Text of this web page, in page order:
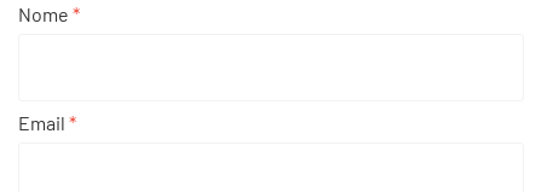
Nome *
Email *